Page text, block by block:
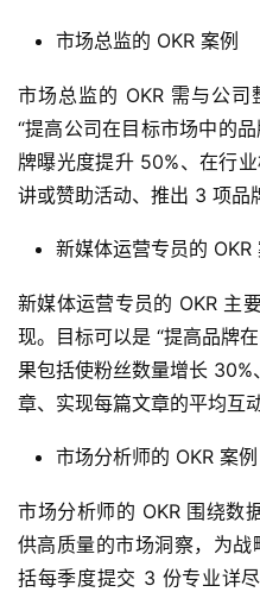
市场总监的 OKR 案例
市场总监的 OKR 需与公
“提高公司在目标市场中的
牌曝光度提升 50%、在行
讲或赞助活动、推出 3 项品
新媒体运营专员的 OKR
新媒体运营专员的 OKR 主
现。目标可以是 “提高品牌
果包括使粉丝数量增长
章、实现每篇文章的平均互
市场分析师的 OKR 案例
市场分析师的 OKR 围绕数
供高质量的市场洞察，为
括每季度提交 3 份专业详